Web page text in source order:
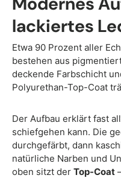
lackiertes
Etwa 90 Prozent aller
bestehen aus
deckende Farbschicht
Polyurethan-Top-Coat
Der Aufbau erklärt fast
schiefgehen kann. Die
durchgefärbt, dann
natürliche Narben und
oben sitzt der Top-Coat